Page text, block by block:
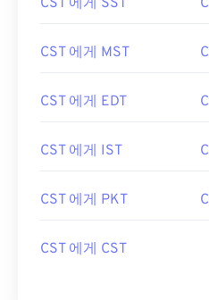
CST 에게 SST
CST 에게 MST
CST 에게 EDT
CST 에게 IST
CST 에게 PKT
CST 에게 CST